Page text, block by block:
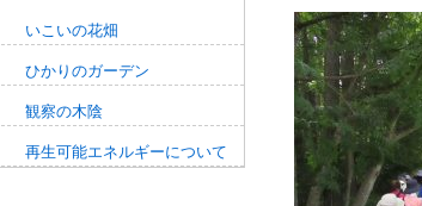
いこいの花畑
ひかりのガーデン
観察の木陰
再生可能エネルギーについて